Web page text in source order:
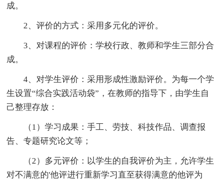
成。
2、评价的方式：采用多元化的评价。
3、对课程的评价：学校行政、教师和学生三部分合
成。
4、对学生评价：采用形成性激励评价。为每一个学
生设置“综合实践活动袋”，在教师的指导下，由学生自
己整理存放：
（1）学习成果：手工、劳技、科技作品、调查报
告、专题研究论文等；
（2）多元评价：以学生的自我评价为主，允许学生
对不满意的'他评进行重新学习直至获得满意的他评为